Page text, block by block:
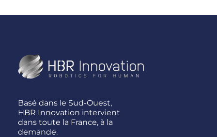
Basé dans le Sud-Ouest,
HBR Innovation intervient
dans toute la France, à la
demande.